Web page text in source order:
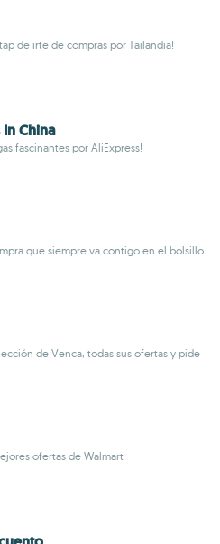
tap de irte de compras por Tailandia!
China
fascinantes por AliExpress!
que siempre va contigo en el bolsillo
de Venca, todas sus ofertas y pide
ofertas de Walmart